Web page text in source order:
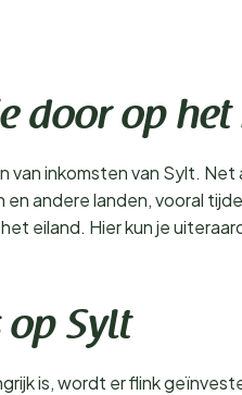
door op
van inkomsten van Sylt.
andere landen, vooral
eiland. Hier kun je
op Sylt
is, wordt er flink